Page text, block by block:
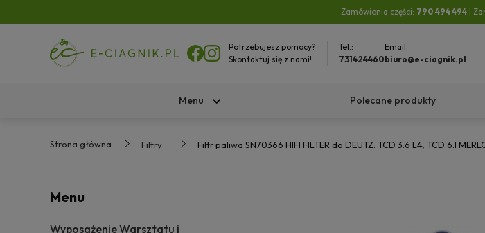
Zamówienia części: 790 494 494 |
Potrzebujesz pomocy?
Skontaktuj się z nami!
Tel.:
731424460
Email.:
biuro@e-ciagnik.pl
Menu Polecane produkty
Strona główna Filtry Filtr paliwa SN70366 HIFI FILTER do DEUTZ: TCD 3.6 L4, TCD 6.1
Menu
Wyposażenie Warsztatu i